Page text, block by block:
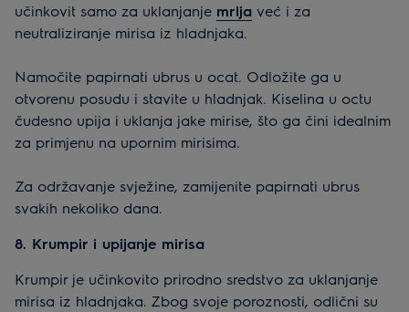
učinkovit samo za uklanjanje mrlja već i za
neutraliziranje mirisa iz hladnjaka.
Namočite papirnati ubrus u ocat. Odložite ga u
otvorenu posudu i stavite u hladnjak. Kiselina u octu
čudesno upija i uklanja jake mirise, što ga čini idealnim
za primjenu na upornim mirisima.
Za održavanje svježine, zamijenite papirnati ubrus
svakih nekoliko dana.
8. Krumpir i upijanje mirisa
Krumpir je učinkovito prirodno sredstvo za uklanjanje
mirisa iz hladnjaka. Zbog svoje poroznosti, odlični su